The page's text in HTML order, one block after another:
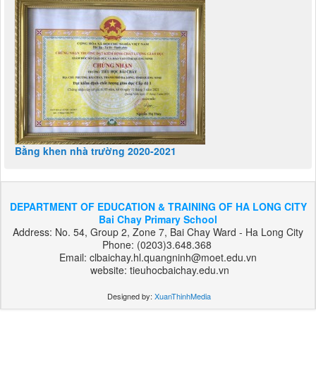
Bằng khen nhà trường 2020-2021
DEPARTMENT OF EDUCATION & TRAINING OF HA LONG CITY
Bai Chay Primary School
Address: No. 54, Group 2, Zone 7, Bai Chay Ward - Ha Long City
Phone: (0203)3.648.368
Email: clbaichay.hl.quangninh@moet.edu.vn
website: tieuhocbaichay.edu.vn
Designed by: XuanThinhMedia
بت